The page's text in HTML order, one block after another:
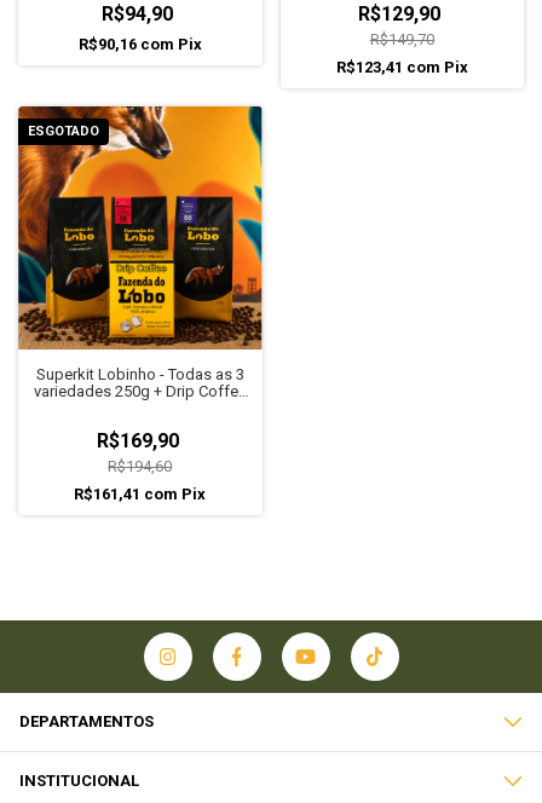
R$94,90
R$90,16 com Pix
R$129,90
R$149,70
R$123,41 com Pix
ESGOTADO
Superkit Lobinho - Todas as 3
variedades 250g + Drip Coffee
R$169,90
R$194,60
R$161,41 com Pix
DEPARTAMENTOS
INSTITUCIONAL